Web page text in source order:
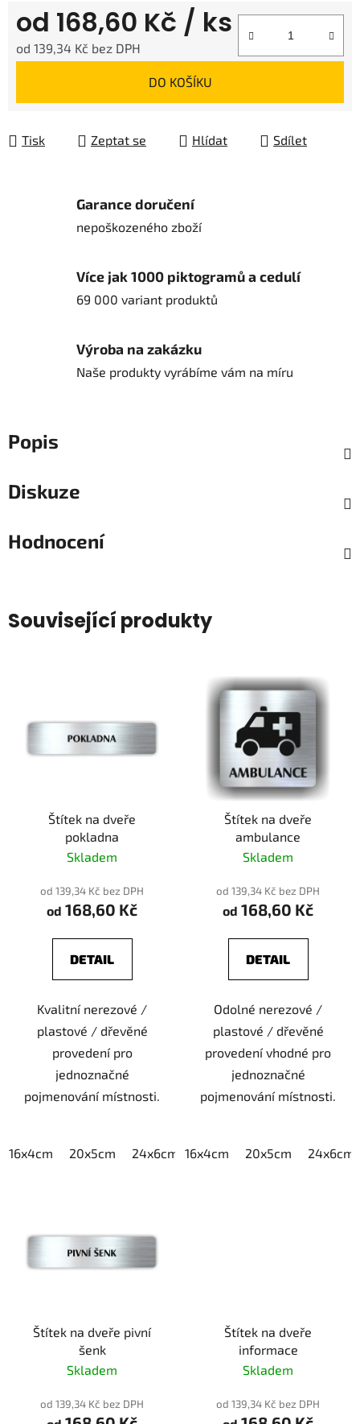
od 168,60 Kč / ks
od 139,34 Kč bez DPH
DO KOŠÍKU
Tisk Zeptat se Hlídat Sdílet
Garance doručení
nepoškozeného zboží
Více jak 1000 piktogramů a cedulí
69 000 variant produktů
Výroba na zakázku
Naše produkty vyrábíme vám na míru
Popis
Diskuze
Hodnocení
Související produkty
Štítek na dveře
pokladna
Skladem
od 139,34 Kč bez DPH
od 168,60 Kč
DETAIL
Kvalitní nerezové /
plastové / dřevěné
provedení pro
jednoznačné
pojmenování místnosti.
16x4cm 20x5cm 24x6cm 30x7,5cm 40x10cm
Štítek na dveře
ambulance
Skladem
od 139,34 Kč bez DPH
od 168,60 Kč
DETAIL
Odolné nerezové /
plastové / dřevěné
provedení vhodné pro
jednoznačné
pojmenování místnosti.
16x4cm 20x5cm 24x6cm
Štítek na dveře pivní
šenk
Skladem
od 139,34 Kč bez DPH
Štítek na dveře
informace
Skladem
od 139,34 Kč bez DPH